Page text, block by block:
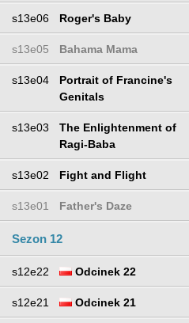
s13e06 Roger's Baby
s13e05 Bahama Mama
s13e04
Portrait of Francine's
Genitals
s13e03
The Enlightenment of
Ragi-Baba
s13e02 Fight and Flight
s13e01 Father's Daze
Sezon 12
s12e22 Odcinek 22
s12e21 Odcinek 21